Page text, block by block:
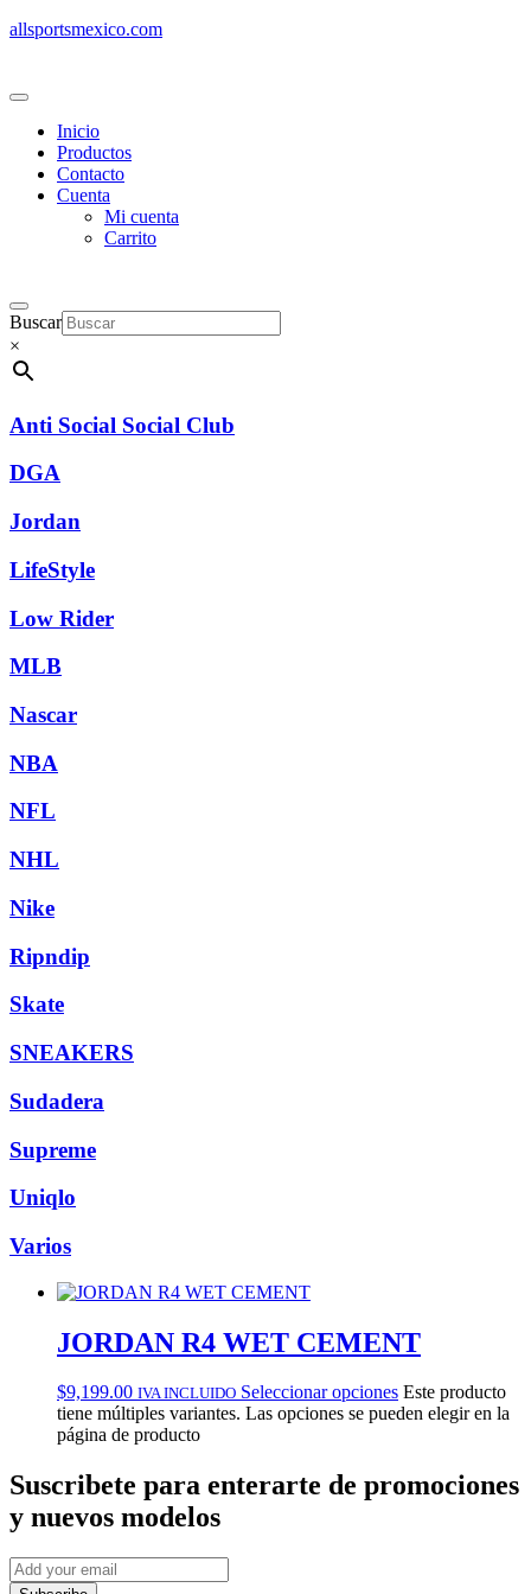
allsportsmexico.com
Inicio
Productos
Contacto
Cuenta
Mi cuenta
Carrito
Buscar
×
Anti Social Social Club
DGA
Jordan
LifeStyle
Low Rider
MLB
Nascar
NBA
NFL
NHL
Nike
Ripndip
Skate
SNEAKERS
Sudadera
Supreme
Uniqlo
Varios
JORDAN R4 WET CEMENT
$9,199.00 IVA INCLUIDO Seleccionar opciones Este producto
tiene múltiples variantes. Las opciones se pueden elegir en la
página de producto
Suscribete para enterarte de promociones
y nuevos modelos